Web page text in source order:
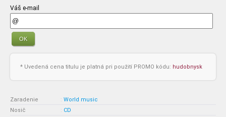
Váš e-mail
OK
* Uvedená cena titulu je platná pri použití PROMO kódu: hudobnysk
Zaradenie : World music
Nosič
: CD